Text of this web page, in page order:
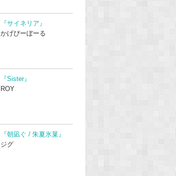
『サイネリア』
かげぴーぼーる
『Sister』
ROY
『朝凪ぐ / 朱夏氷菓』
ジグ